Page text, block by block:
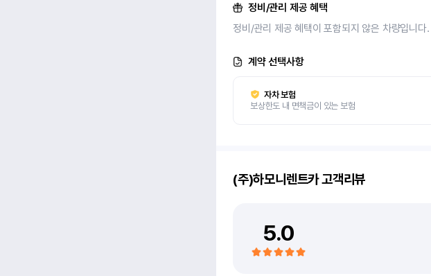
정비/관리 제공 혜택
정비/관리 제공 혜택이 포함되지 않은 차량입니다.
계약 선택사항
자차 보험
보상한도 내 면책금이 있는 보험
(주)하모니렌트카고객리뷰
5.0